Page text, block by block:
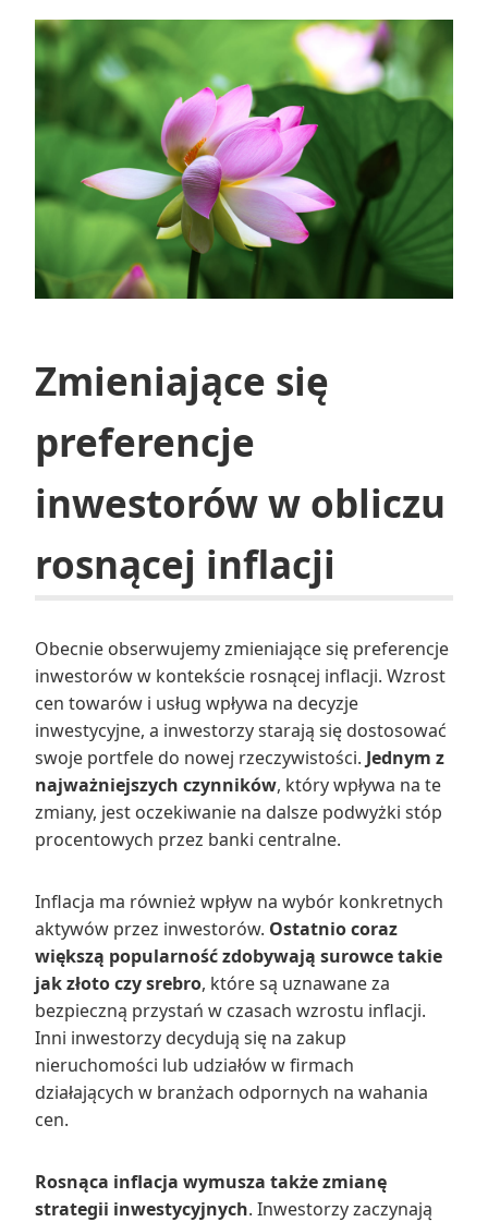
Zmieniające się
preferencje
inwestorów w obliczu
rosnącej inflacji
Obecnie obserwujemy zmieniające się preferencje
inwestorów w kontekście rosnącej inflacji. Wzrost
cen towarów i usług wpływa na decyzje
inwestycyjne, a inwestorzy starają się dostosować
swoje portfele do nowej rzeczywistości. Jednym z
najważniejszych czynników, który wpływa na te
zmiany, jest oczekiwanie na dalsze podwyżki stóp
procentowych przez banki centralne.
Inflacja ma również wpływ na wybór konkretnych
aktywów przez inwestorów. Ostatnio coraz
większą popularność zdobywają surowce takie
jak złoto czy srebro, które są uznawane za
bezpieczną przystań w czasach wzrostu inflacji.
Inni inwestorzy decydują się na zakup
nieruchomości lub udziałów w firmach
działających w branżach odpornych na wahania
cen.
Rosnąca inflacja wymusza także zmianę
strategii inwestycyjnych. Inwestorzy zaczynają